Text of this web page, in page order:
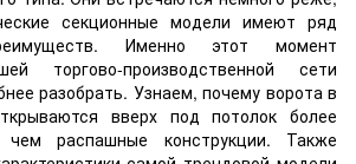
секционные модели имеют ряд
Именно этот момент
торгово-производственной сети
разобрать. Узнаем, почему ворота в
вверх под потолок более
чем распашные конструкции. Также